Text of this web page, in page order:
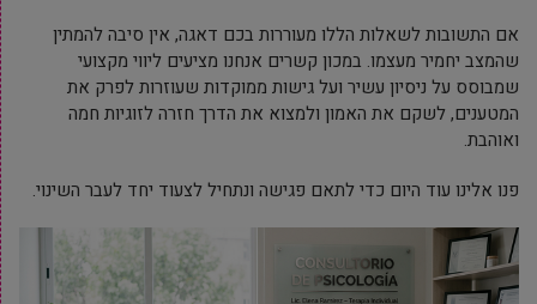
אם התשובות לשאלות הללו מעוררות בכם דאגה, אין סיבה להמתין
שהמצב יחמיר מעצמו. במכון קשרים אנחנו מציעים ליווי מקצועי
שמבוסס על ניסיון עשיר ועל גישות ממוקדות שעוזרות לפרק את
המטענים, לשקם את האמון ולמצוא את הדרך חזרה לזוגיות חמה
ואוהבת.
פנו אלינו עוד היום כדי לתאם פגישה ונתחיל לצעוד יחד לעבר השינוי.